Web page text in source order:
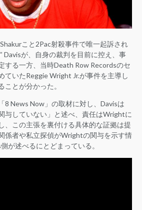
こと2Pac射殺事件で唯一起訴され
Davisが、自身の裁判を目前に控え、事
する一方、当時Death Row Recordsのセ
ていたReggie Wright Jr.が事件を主導し
ことが分かった。
8 News Now」の取材に対し、Davisは
与していない」と述べ、責任はWrightに
、この主張を裏付ける具体的な証拠は提
係者や私立探偵がWrightの関与を示す情
が述べるにとどまっている。